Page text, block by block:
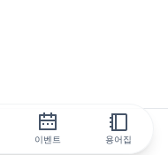
이벤트 용어집